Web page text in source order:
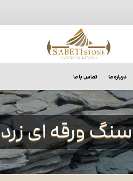
درباره ما تماس با ما
سنگ ورقه ای زرد